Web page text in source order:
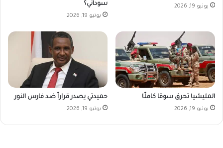
يونيو 19, 2026
سوداني؟
يونيو 19, 2026
المليشيا تحرق سوقا كاملًا
يونيو 19, 2026
حميدتي يصدر قراراً ضد فارس النور
يونيو 19, 2026